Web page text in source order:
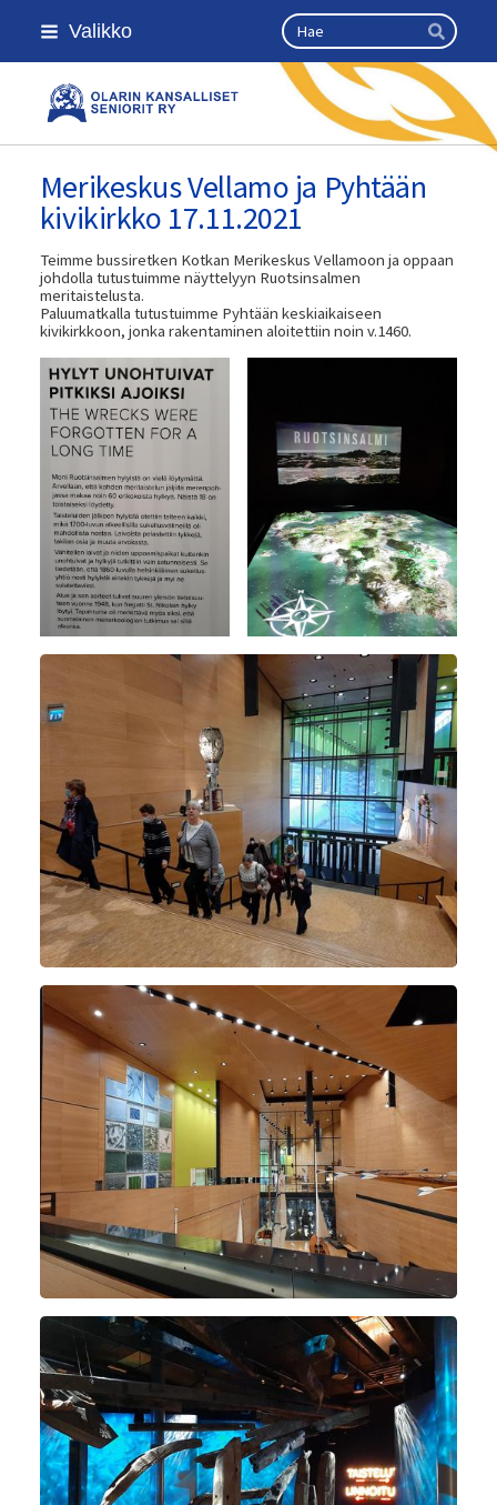
Siirry
sivun
Valikko Haku
Hae
Olarin kansalliset seniorit ry
Merikeskus Vellamo ja Pyhtään
kivikirkko 17.11.2021
Teimme bussiretken Kotkan Merikeskus Vellamoon ja oppaan
johdolla tutustuimme näyttelyyn Ruotsinsalmen
meritaistelusta.
Paluumatkalla tutustuimme Pyhtään keskiaikaiseen
kivikirkkoon, jonka rakentaminen aloitettiin noin v.1460.